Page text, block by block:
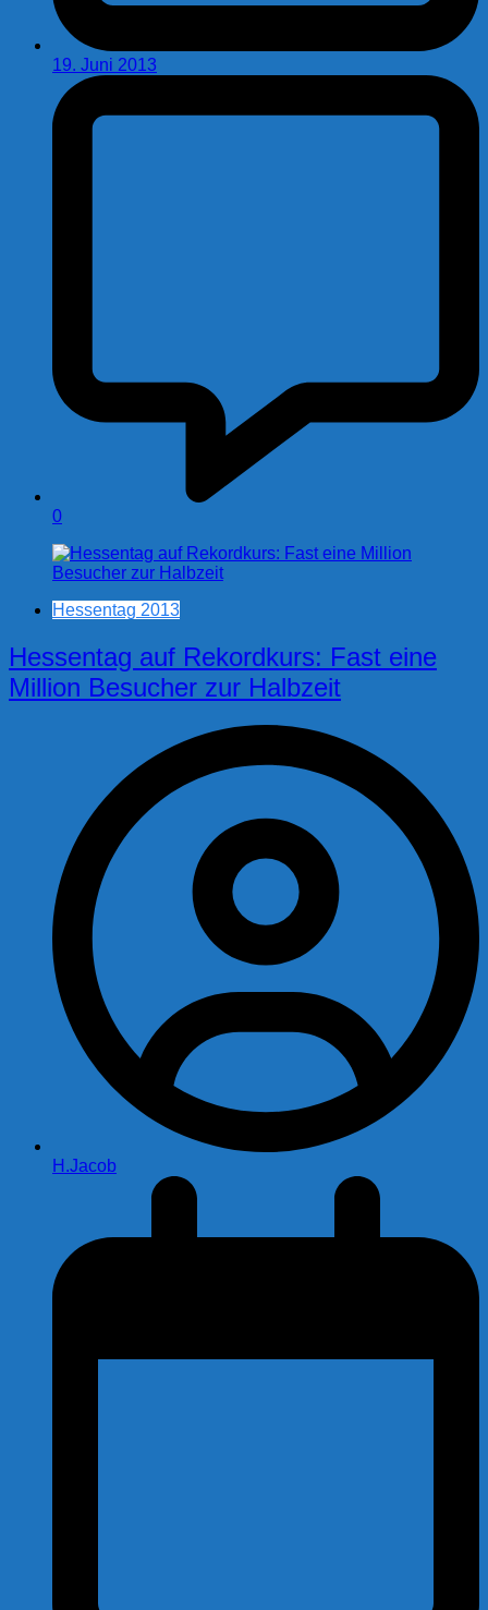
19. Juni 2013
0
Hessentag 2013
Hessentag auf Rekordkurs: Fast eine
Million Besucher zur Halbzeit
H.Jacob